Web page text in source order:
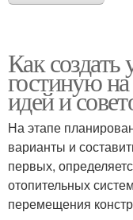
Как
гостиную
идей и
На этапе
варианты и
первых,
отопительных
перемещения